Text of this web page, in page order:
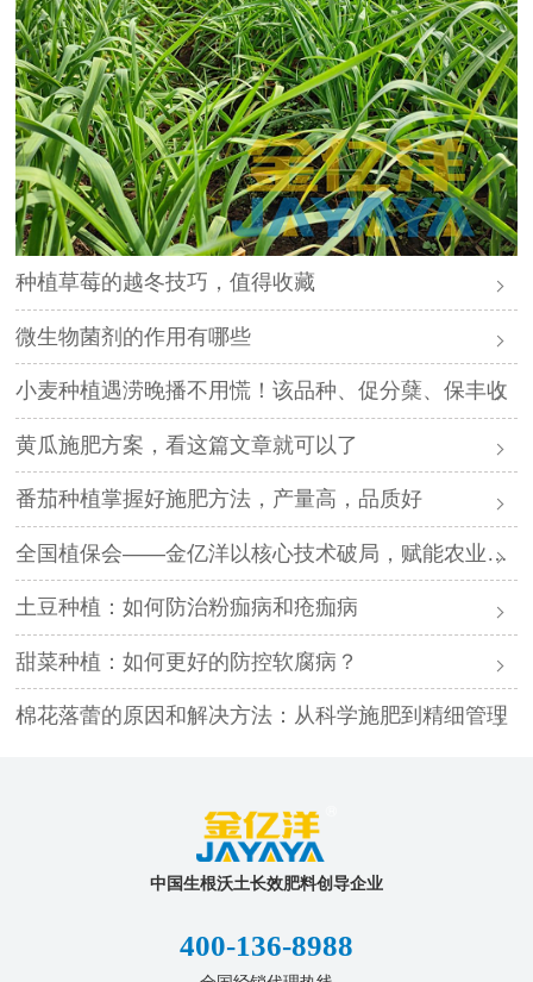
种植草莓的越冬技巧，值得收藏
微生物菌剂的作用有哪些
小麦种植遇涝晚播不用慌！该品种、促分蘖、保丰收
黄瓜施肥方案，看这篇文章就可以了
番茄种植掌握好施肥方法，产量高，品质好
全国植保会——金亿洋以核心技术破局，赋能农业高质量发展
土豆种植：如何防治粉痂病和疮痂病
甜菜种植：如何更好的防控软腐病？
棉花落蕾的原因和解决方法：从科学施肥到精细管理
中国生根沃土长效肥料创导企业
400-136-8988